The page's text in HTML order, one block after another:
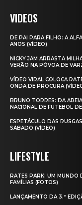
VIDEOS
DE PAI PARA FILHO: A
ANOS (VÍDEO)
NICKY JAM ARRASTA
VERÃO NA PÓVOA DE
VÍDEO VIRAL COLOCA
ONDA DE PROCURA
BRUNO TORRES: DA
NACIONAL DE FUTEBOL
ESPETÁCULO DAS
SÁBADO (VÍDEO)
LIFESTYLE
RATES PARK: UM MUNDO
FAMÍLIAS (FOTOS)
LANÇAMENTO DA 3.ª